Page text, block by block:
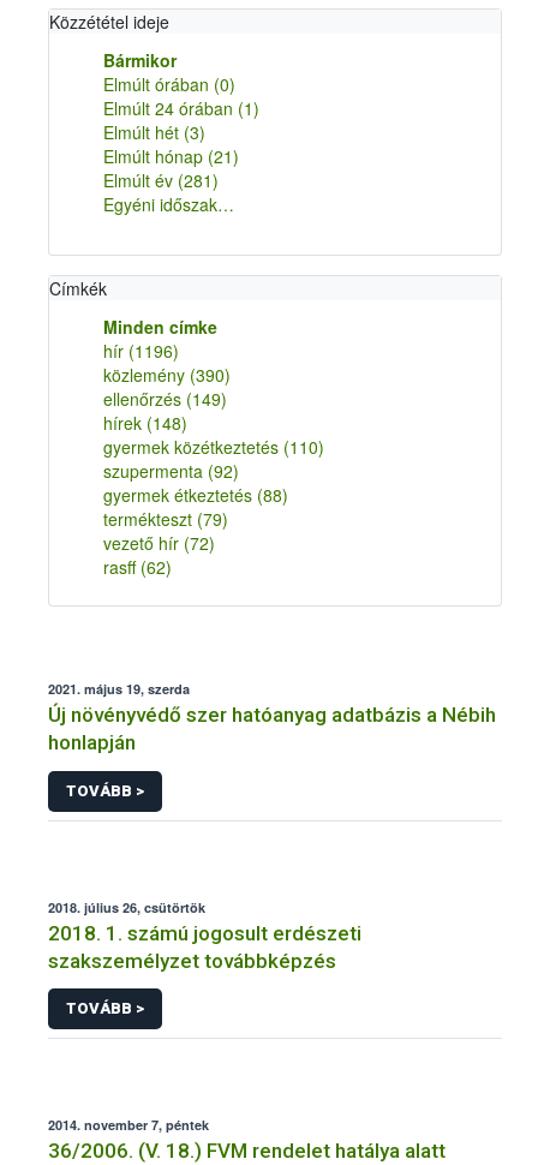
Közzététel ideje
Bármikor
Elmúlt órában (0)
Elmúlt 24 órában (1)
Elmúlt hét (3)
Elmúlt hónap (21)
Elmúlt év (281)
Egyéni időszak…
Címkék
Minden címke
hír (1196)
közlemény (390)
ellenőrzés (149)
hírek (148)
gyermek közétkeztetés (110)
szupermenta (92)
gyermek étkeztetés (88)
termékteszt (79)
vezető hír (72)
rasff (62)
2021. május 19, szerda
Új növényvédő szer hatóanyag adatbázis a Nébih
honlapján
TOVÁBB >
2018. július 26, csütörtök
2018. 1. számú jogosult erdészeti
szakszemélyzet továbbképzés
TOVÁBB >
2014. november 7, péntek
36/2006. (V. 18.) FVM rendelet hatálya alatt